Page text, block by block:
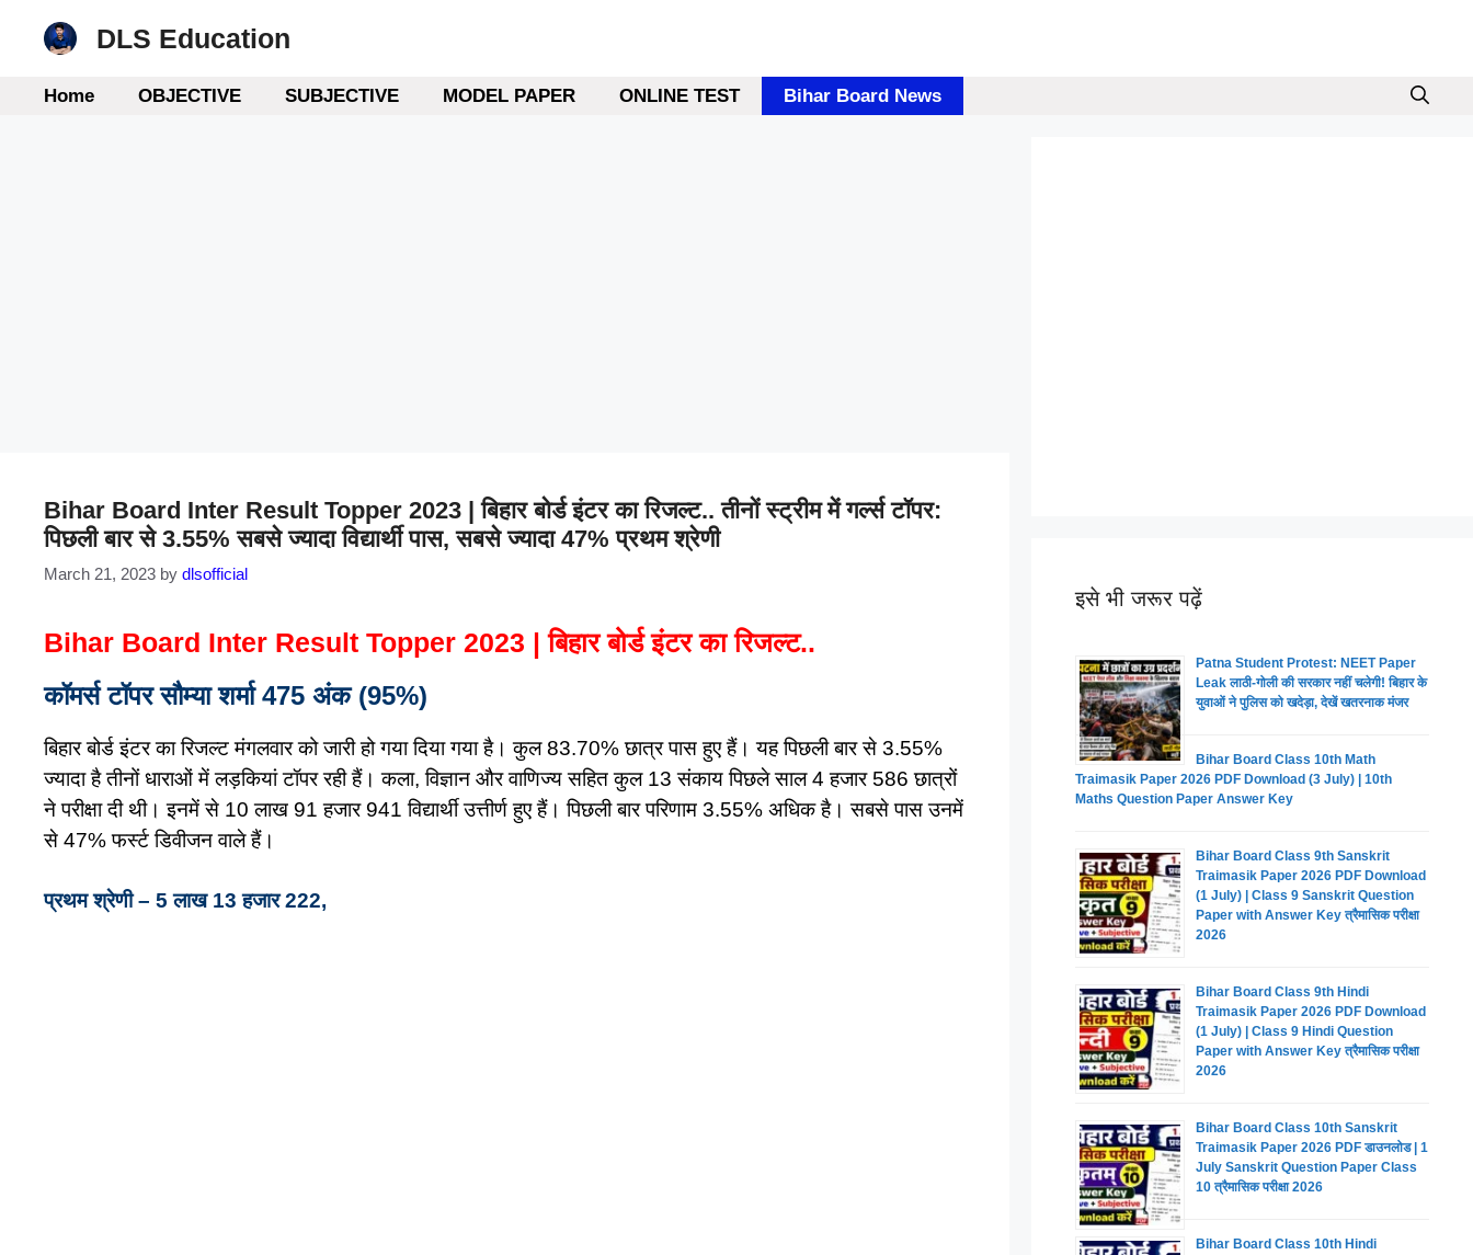
DLS Education
Home OBJECTIVE SUBJECTIVE MODEL PAPER ONLINE TEST Bihar Board News
Bihar Board Inter Result Topper 2023 | बिहार बोर्ड इंटर का रिजल्ट.. तीनों स्ट्रीम में गर्ल्स टॉपर:
पिछली बार से 3.55% सबसे ज्यादा विद्यार्थी पास, सबसे ज्यादा 47% प्रथम श्रेणी
March 21, 2023 by dlsofficial
Bihar Board Inter Result Topper 2023 | बिहार बोर्ड इंटर का रिजल्ट..
कॉमर्स टॉपर सौम्या शर्मा 475 अंक (95%)
बिहार बोर्ड इंटर का रिजल्ट मंगलवार को जारी हो गया दिया गया है। कुल 83.70% छात्र पास हुए हैं। यह पिछली बार से 3.55%
ज्यादा है तीनों धाराओं में लड़कियां टॉपर रही हैं। कला, विज्ञान और वाणिज्य सहित कुल 13 संकाय पिछले साल 4 हजार 586 छात्रों
ने परीक्षा दी थी। इनमें से 10 लाख 91 हजार 941 विद्यार्थी उत्तीर्ण हुए हैं। पिछली बार परिणाम 3.55% अधिक है। सबसे पास उनमें
से 47% फर्स्ट डिवीजन वाले हैं।
प्रथम श्रेणी – 5 लाख 13 हजार 222,
इसे भी जरूर पढ़ें
Patna Student Protest: NEET Paper
Leak लाठी-गोली की सरकार नहीं चलेगी! बिहार के
युवाओं ने पुलिस को खदेड़ा, देखें खतरनाक मंजर
Bihar Board Class 10th Math
Traimasik Paper 2026 PDF Download (3 July) | 10th
Maths Question Paper Answer Key
Bihar Board Class 9th Sanskrit
Traimasik Paper 2026 PDF Download
(1 July) | Class 9 Sanskrit Question
Paper with Answer Key त्रैमासिक परीक्षा
2026
Bihar Board Class 9th Hindi
Traimasik Paper 2026 PDF Download
(1 July) | Class 9 Hindi Question
Paper with Answer Key त्रैमासिक परीक्षा
2026
Bihar Board Class 10th Sanskrit
Traimasik Paper 2026 PDF डाउनलोड | 1
July Sanskrit Question Paper Class
10 त्रैमासिक परीक्षा 2026
Bihar Board Class 10th Hindi